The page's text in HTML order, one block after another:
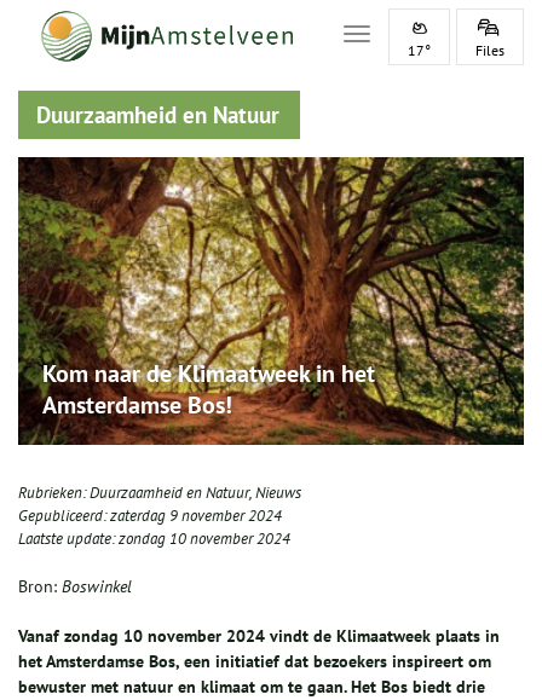
Toggle navigation
17° Files
Duurzaamheid en Natuur
Kom naar de Klimaatweek in het
Amsterdamse Bos!
Rubrieken:Duurzaamheid en Natuur,Nieuws
Gepubliceerd:zaterdag 9 november 2024
Laatste update:zondag 10 november 2024
Bron: Boswinkel
Vanaf zondag 10 november 2024 vindt de Klimaatweek plaats in
het Amsterdamse Bos, een initiatief dat bezoekers inspireert om
bewuster met natuur en klimaat om te gaan. Het Bos biedt drie